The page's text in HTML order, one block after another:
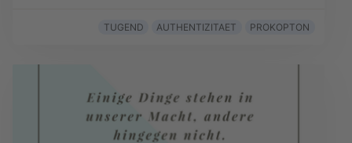
TUGEND AUTHENTIZITAET PROKOPTON